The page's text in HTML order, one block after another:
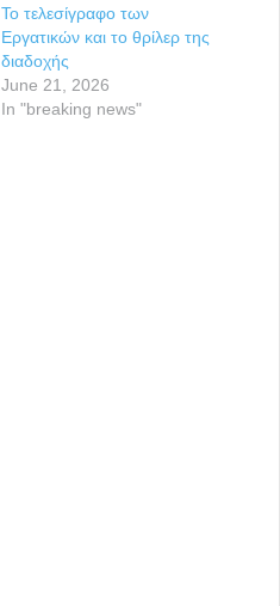
Το τελεσίγραφο των
Εργατικών και το θρίλερ της
διαδοχής
June 21, 2026
In "breaking news"